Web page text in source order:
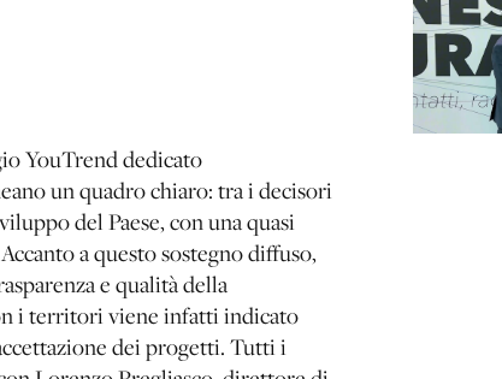
YouTrend dedicato
un quadro chiaro: tra i decisori
del Paese, con una quasi
a questo sostegno diffuso,
e qualità della
i territori viene infatti indicato
dei progetti. Tutti i